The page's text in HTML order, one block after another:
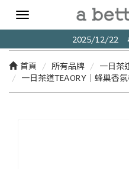
Toggle
navigation
2025/12/22
首頁 所有品牌 一日茶
一日茶道TEAORY｜蜂巢香